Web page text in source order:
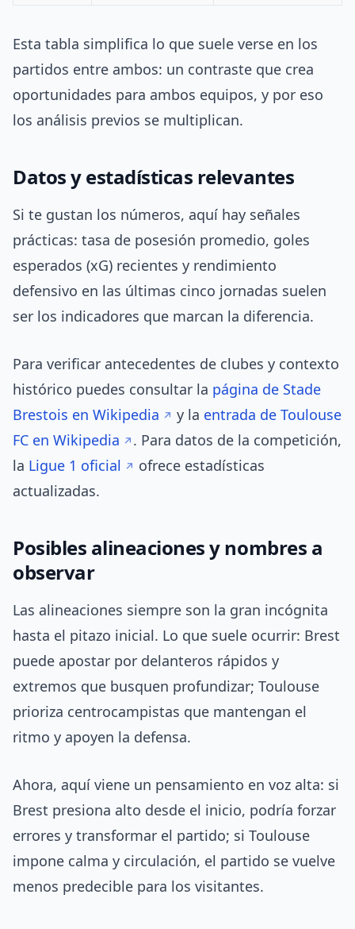
Esta tabla simplifica lo que suele verse en los
partidos entre ambos: un contraste que crea
oportunidades para ambos equipos, y por eso
los análisis previos se multiplican.
Datos y estadísticas relevantes
Si te gustan los números, aquí hay señales
prácticas: tasa de posesión promedio, goles
esperados (xG) recientes y rendimiento
defensivo en las últimas cinco jornadas suelen
ser los indicadores que marcan la diferencia.
Para verificar antecedentes de clubes y contexto
histórico puedes consultar la página de Stade
Brestois en Wikipedia
y la entrada de Toulouse
FC en Wikipedia
. Para datos de la competición,
la Ligue 1 oficial
ofrece estadísticas
actualizadas.
Posibles alineaciones y nombres a
observar
Las alineaciones siempre son la gran incógnita
hasta el pitazo inicial. Lo que suele ocurrir: Brest
puede apostar por delanteros rápidos y
extremos que busquen profundizar; Toulouse
prioriza centrocampistas que mantengan el
ritmo y apoyen la defensa.
Ahora, aquí viene un pensamiento en voz alta: si
Brest presiona alto desde el inicio, podría forzar
errores y transformar el partido; si Toulouse
impone calma y circulación, el partido se vuelve
menos predecible para los visitantes.